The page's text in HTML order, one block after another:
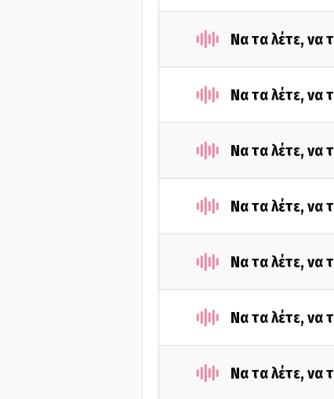
Να τα λέτε, να
Να τα λέτε, να
Να τα λέτε, να
Να τα λέτε, να
Να τα λέτε, να
Να τα λέτε, να
Να τα λέτε, να